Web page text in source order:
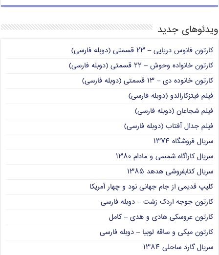
ویدئوهای جدید
کارتون فانوس دریایی – ۲۳ قسمتی (دوبله فارسی)
کارتون خانواده وحوش – ۲۲ قسمتی (دوبله فارسی)
کارتون خانوده دی – ۱۳ قسمتی (دوبله فارسی)
فیلم فیتزکارالدو (دوبله فارسی)
فیلم شجاعان (دوبله فارسی)
فیلم جدال آفتاب (دوبله فارسی)
سریال فروشگاه ۱۳۷۴
سریال کاراگاه شمسی و مادام ۱۳۸۰
سریال کتابفروشی هدهد ۱۳۸۵
کلیپ قدیمی از جام جهانی نود و چهار آمریکا
کارتون جوجه اردک زشت – دوبله فارسی
کارتون عروسکی هادی و هدی – کامل
کارتون میکی و ساقه لوبیا – دوبله فارسی
سریال گارد ساحلی ۱۳۸۴